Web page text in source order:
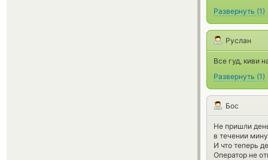
Развернуть (1)
Руслан
Все гуд, киви
Развернуть (1)
Бос
Не пришли
в течении
И что теперь
Оператор не